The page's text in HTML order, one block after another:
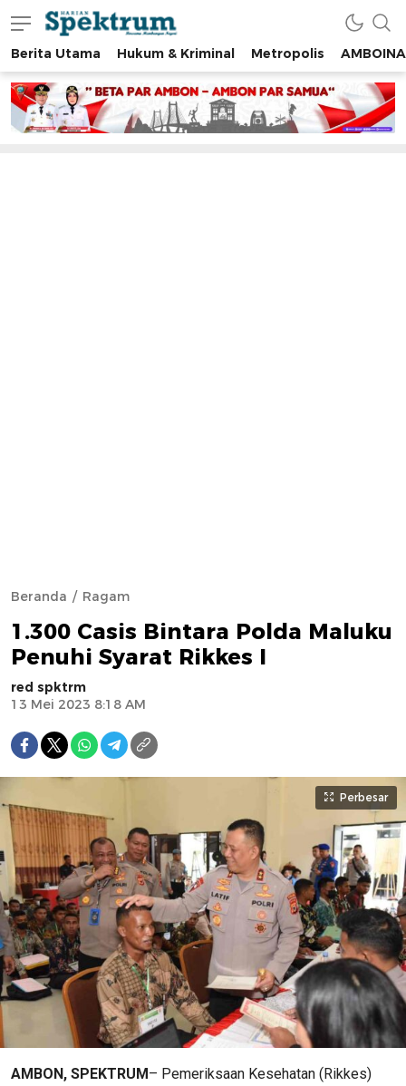
spektrumonline.com
Berita Utama Hukum & Kriminal Metropolis AMBOINA
Beranda Ragam
1.300 Casis Bintara Polda Maluku
Penuhi Syarat Rikkes I
red spktrm
13 Mei 2023 8:18 AM
Perbesar
AMBON, SPEKTRUM– Pemeriksaan Kesehatan (Rikkes)